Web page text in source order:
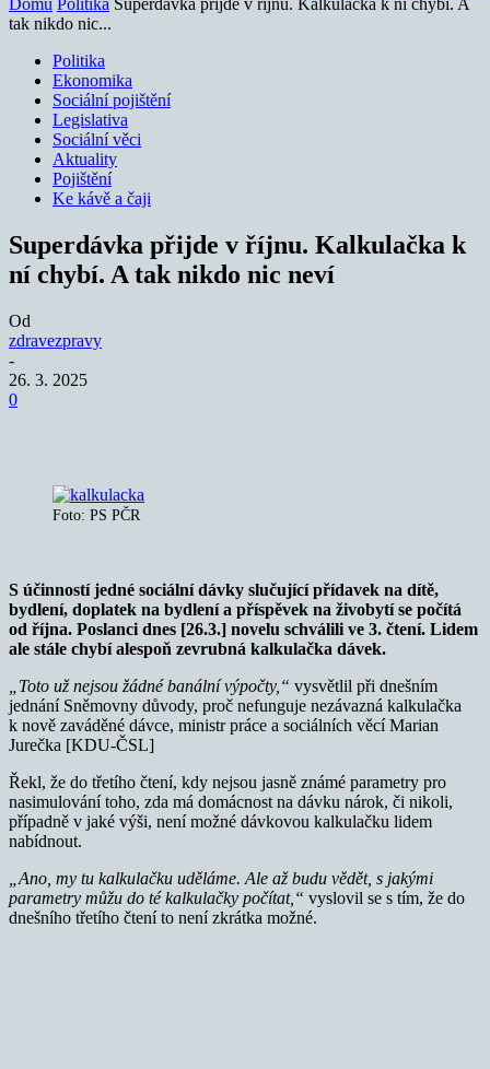
Domů Politika Superdávka přijde v říjnu. Kalkulačka k ní chybí. A
tak nikdo nic...
Politika
Ekonomika
Sociální pojištění
Legislativa
Sociální věci
Aktuality
Pojištění
Ke kávě a čaji
Superdávka přijde v říjnu. Kalkulačka k
ní chybí. A tak nikdo nic neví
Od
zdravezpravy
-
26. 3. 2025
0
Foto: PS PČR
S účinností jedné sociální dávky slučující přídavek na dítě,
bydlení, doplatek na bydlení a příspěvek na živobytí se počítá
od října. Poslanci dnes [26.3.] novelu schválili ve 3. čtení. Lidem
ale stále chybí alespoň zevrubná kalkulačka dávek.
„Toto už nejsou žádné banální výpočty,“ vysvětlil při dnešním
jednání Sněmovny důvody, proč nefunguje nezávazná kalkulačka
k nově zaváděné dávce, ministr práce a sociálních věcí Marian
Jurečka [KDU-ČSL]
Řekl, že do třetího čtení, kdy nejsou jasně známé parametry pro
nasimulování toho, zda má domácnost na dávku nárok, či nikoli,
případně v jaké výši, není možné dávkovou kalkulačku lidem
nabídnout.
„Ano, my tu kalkulačku uděláme. Ale až budu vědět, s jakými
parametry můžu do té kalkulačky počítat,“ vyslovil se s tím, že do
dnešního třetího čtení to není zkrátka možné.